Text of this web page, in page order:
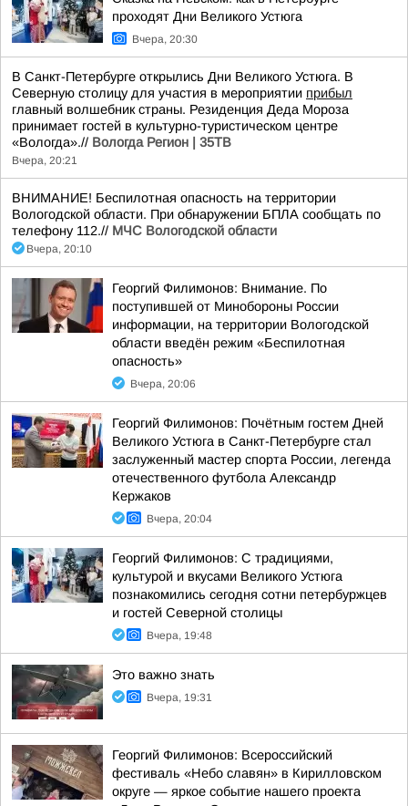
проходят Дни Великого Устюга
Вчера, 20:30
В Санкт-Петербурге открылись Дни Великого Устюга. В
Северную столицу для участия в мероприятии прибыл
главный волшебник страны. Резиденция Деда Мороза
принимает гостей в культурно-туристическом центре
«Вологда».// Вологда Регион | 35ТВ
Вчера, 20:21
ВНИМАНИЕ! Беспилотная опасность на территории
Вологодской области. При обнаружении БПЛА сообщать по
телефону 112.// МЧС Вологодской области
Вчера, 20:10
Георгий Филимонов: Внимание. По
поступившей от Минобороны России
информации, на территории Вологодской
области введён режим «Беспилотная
опасность»
Вчера, 20:06
Георгий Филимонов: Почётным гостем Дней
Великого Устюга в Санкт-Петербурге стал
заслуженный мастер спорта России, легенда
отечественного футбола Александр
Кержаков
Вчера, 20:04
Георгий Филимонов: С традициями,
культурой и вкусами Великого Устюга
познакомились сегодня сотни петербуржцев
и гостей Северной столицы
Вчера, 19:48
Это важно знать
Вчера, 19:31
Георгий Филимонов: Всероссийский
фестиваль «Небо славян» в Кирилловском
округе — яркое событие нашего проекта